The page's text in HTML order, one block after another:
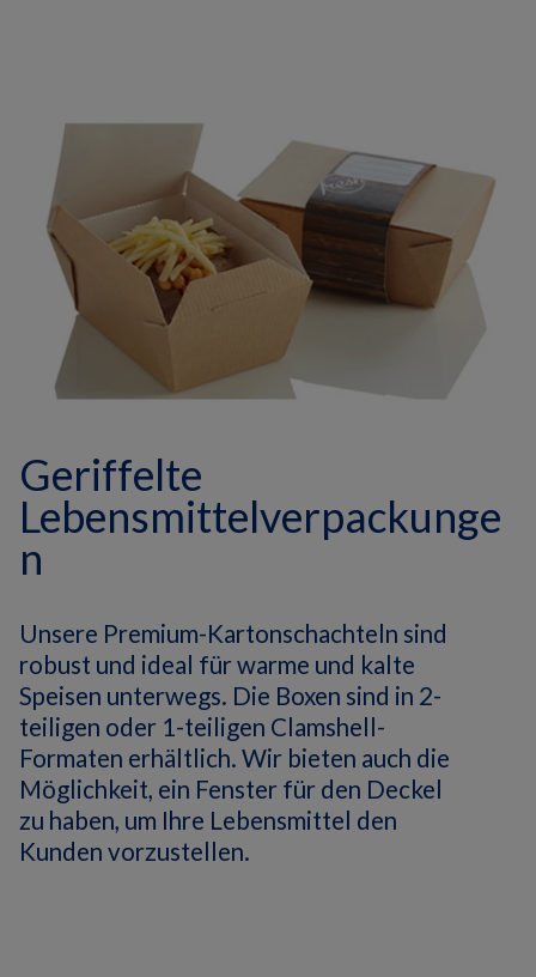
Geriffelte
Lebensmittelverpackunge
n
Unsere Premium-Kartonschachteln sind
robust und ideal für warme und kalte
Speisen unterwegs. Die Boxen sind in 2-
teiligen oder 1-teiligen Clamshell-
Formaten erhältlich. Wir bieten auch die
Möglichkeit, ein Fenster für den Deckel
zu haben, um Ihre Lebensmittel den
Kunden vorzustellen.